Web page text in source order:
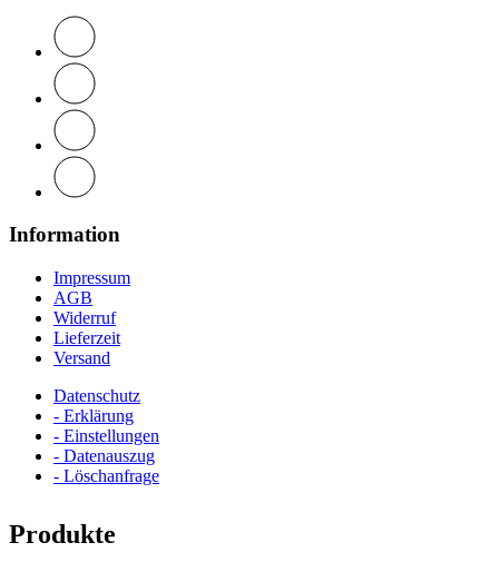
Information
Impressum
AGB
Widerruf
Lieferzeit
Versand
Datenschutz
- Erklärung
- Einstellungen
- Datenauszug
- Löschanfrage
Produkte